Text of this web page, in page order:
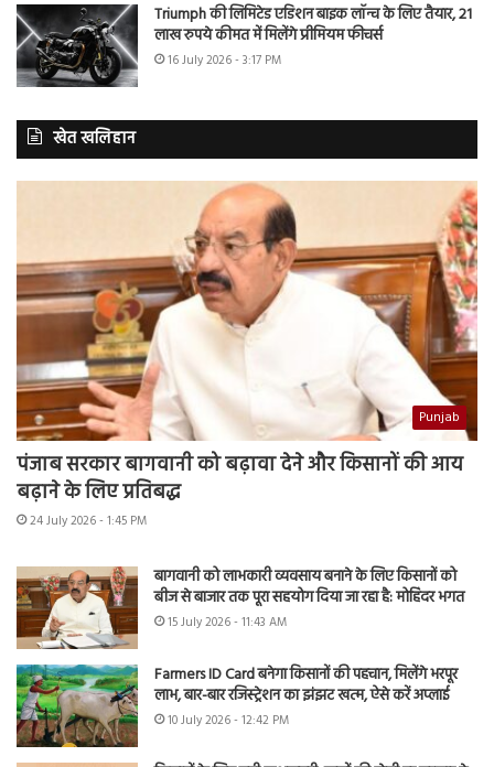
Triumph की लिमिटेड एडिशन बाइक लॉन्च के लिए तैयार, 21
लाख रुपये कीमत में मिलेंगे प्रीमियम फीचर्स
16 July 2026 - 3:17 PM
खेत खलिहान
Punjab
पंजाब सरकार बागवानी को बढ़ावा देने और किसानों की आय
बढ़ाने के लिए प्रतिबद्ध
24 July 2026 - 1:45 PM
बागवानी को लाभकारी व्यवसाय बनाने के लिए किसानों को
बीज से बाजार तक पूरा सहयोग दिया जा रहा है: मोहिंदर भगत
15 July 2026 - 11:43 AM
Farmers ID Card बनेगा किसानों की पहचान, मिलेंगे भरपूर
लाभ, बार-बार रजिस्ट्रेशन का झंझट खत्म, ऐसे करें अप्लाई
10 July 2026 - 12:42 PM